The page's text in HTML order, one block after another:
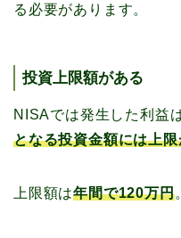
る必要があります。
投資上限額がある
NISAでは発生した利益
となる投資金額には上
上限額は年間で120万円。